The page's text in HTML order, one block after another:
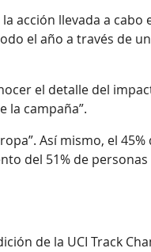
llevada a cabo
el año a través de
el detalle del
la campaña”.
Así mismo, el
del 51% de
de la UCI Track